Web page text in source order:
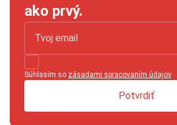
ako prvý.
Súhlasím so zásadami spracovaním údajov.
Potvrdiť